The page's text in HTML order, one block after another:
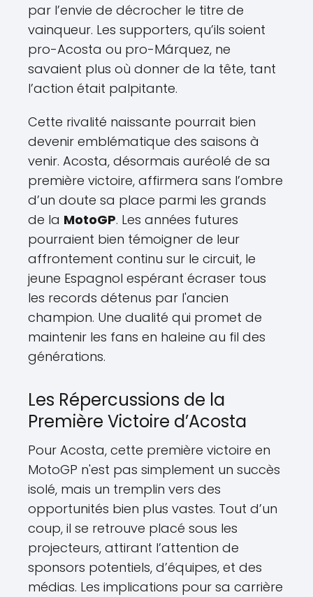
par l’envie de décrocher le titre de
vainqueur. Les supporters, qu’ils soient
pro-Acosta ou pro-Márquez, ne
savaient plus où donner de la tête, tant
l’action était palpitante.
Cette rivalité naissante pourrait bien
devenir emblématique des saisons à
venir. Acosta, désormais auréolé de sa
première victoire, affirmera sans l’ombre
d’un doute sa place parmi les grands
de la MotoGP. Les années futures
pourraient bien témoigner de leur
affrontement continu sur le circuit, le
jeune Espagnol espérant écraser tous
les records détenus par l'ancien
champion. Une dualité qui promet de
maintenir les fans en haleine au fil des
générations.
Les Répercussions de la
Première Victoire d’Acosta
Pour Acosta, cette première victoire en
MotoGP n'est pas simplement un succès
isolé, mais un tremplin vers des
opportunités bien plus vastes. Tout d’un
coup, il se retrouve placé sous les
projecteurs, attirant l’attention de
sponsors potentiels, d’équipes, et des
médias. Les implications pour sa carrière